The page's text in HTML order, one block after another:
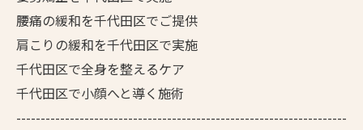
腰痛の緩和を千代田区でご提供
肩こりの緩和を千代田区で実施
千代田区で全身を整えるケア
千代田区で小顔へと導く施術
--------------------------------------------------------------------